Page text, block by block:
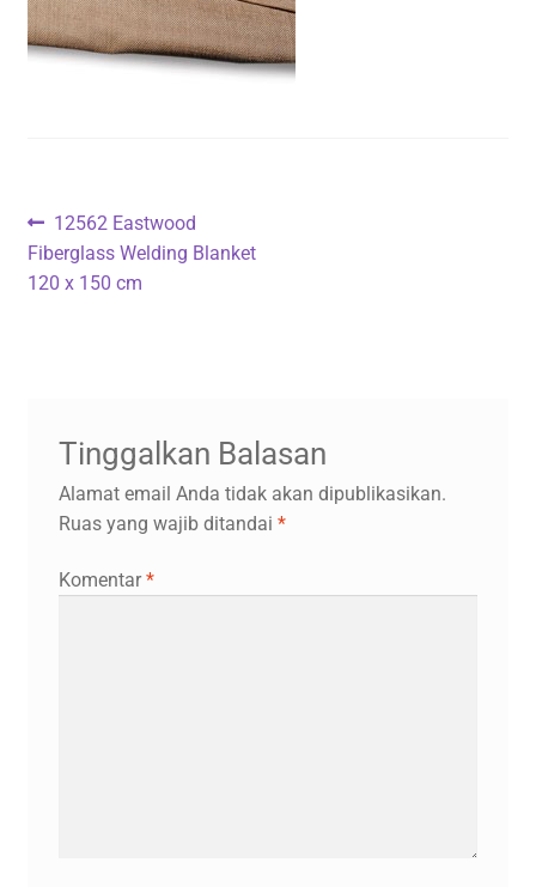
Navigasi
pos
Previous
post:
12562 Eastwood
Fiberglass Welding Blanket
120 x 150 cm
Tinggalkan Balasan
Alamat email Anda tidak akan dipublikasikan.
Ruas yang wajib ditandai *
Komentar*